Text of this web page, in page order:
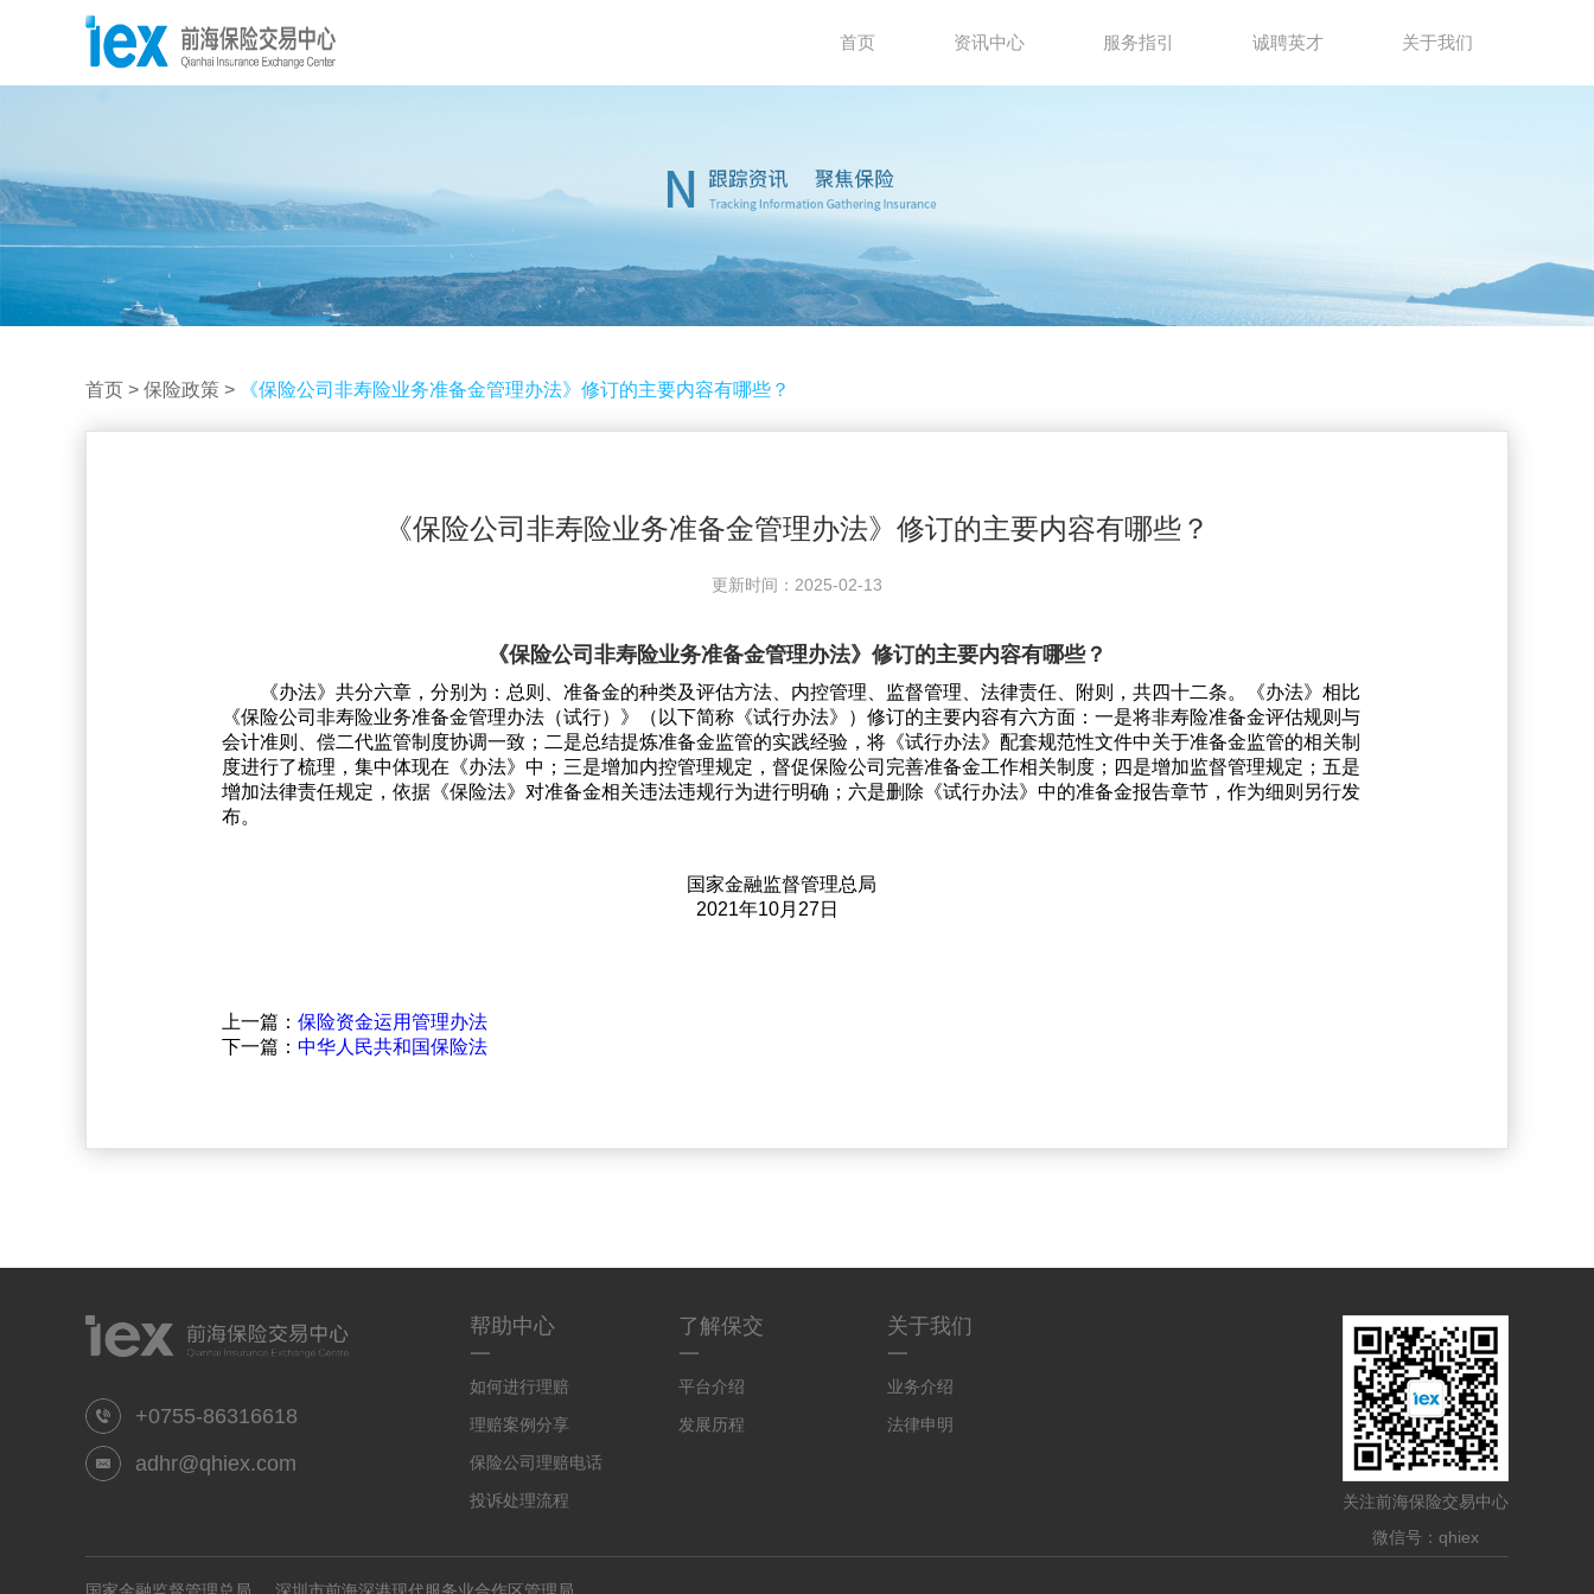
首页 资讯中心 服务指引 诚聘英才 关于我们
首页 > 保险政策 > 《保险公司非寿险业务准备金管理办法》修订的主要内容有哪些？
《保险公司非寿险业务准备金管理办法》修订的主要内容有哪些？
更新时间：2025-02-13
《保险公司非寿险业务准备金管理办法》修订的主要内容有哪些？
《办法》共分六章，分别为：总则、准备金的种类及评估方法、内控管理、监督管理、法律责任、附则，共四十二条。《办法》相比
《保险公司非寿险业务准备金管理办法（试行）》（以下简称《试行办法》）修订的主要内容有六方面：一是将非寿险准备金评估规则与
会计准则、偿二代监管制度协调一致；二是总结提炼准备金监管的实践经验，将《试行办法》配套规范性文件中关于准备金监管的相关制
度进行了梳理，集中体现在《办法》中；三是增加内控管理规定，督促保险公司完善准备金工作相关制度；四是增加监督管理规定；五是
增加法律责任规定，依据《保险法》对准备金相关违法违规行为进行明确；六是删除《试行办法》中的准备金报告章节，作为细则另行发
布。
国家金融监督管理总局
2021年10月27日
上一篇： 保险资金运用管理办法
下一篇： 中华人民共和国保险法
+0755-86316618
adhr@qhiex.com
帮助中心
一
如何进行理赔
理赔案例分享
保险公司理赔电话
投诉处理流程
了解保交
一
平台介绍
发展历程
关于我们
一
业务介绍
法律申明
关注前海保险交易中心
微信号：qhiex